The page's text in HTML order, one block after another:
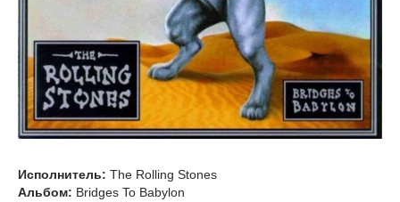
Исполнитель: The Rolling Stones
Альбом: Bridges To Babylon